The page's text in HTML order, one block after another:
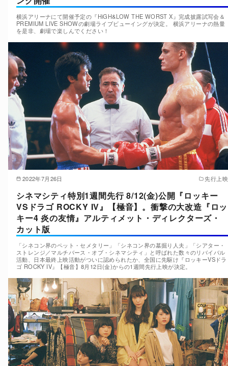
横浜アリーナにて開催予定の『HiGH&LOW THE WORST X』完成披露試写会＆
PREMIUM LIVE SHOWの劇場ライブビューイングが決定。 横浜アリーナの熱量
を是非、劇場で楽しんでください！
2022年7月26日 先行上映
シネマシティ特別1週間先行 8/12(金)公開『ロッキー
VSドラゴ ROCKY IV』【極音】。衝撃の大改造『ロッ
キー4 炎の友情』アルティメット・ディレクターズ・
カット版
「シネコン界のペット・セメタリー」「シネコン界の墓掘り人夫」「シアター・
ストレンジ／マルチバース・オブ・シネマシティ」と呼ばれた数々のリバイバル
活動、日本最終上映活動がついに認められたか、全国に先駆け『ロッキーVSドラ
ゴ ROCKY IV』【極音】8月12日(金)からの1週間先行上映が決定。